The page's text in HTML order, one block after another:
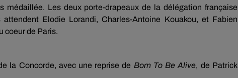
médaillée. Les deux porte-drapeaux de la délégation française
Elodie Lorandi, Charles-Antoine Kouakou, et Fabien
coeur de Paris.
la Concorde, avec une reprise de Born To Be Alive, de Patrick